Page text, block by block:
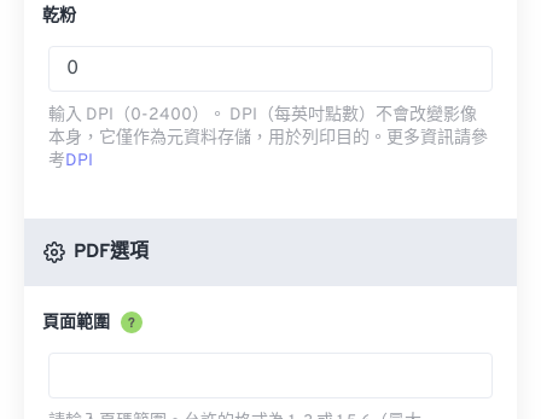
乾粉
輸入 DPI（0-2400）。 DPI（每英吋點數）不會改變影像
本身，它僅作為元資料存儲，用於列印目的。更多資訊請參
考DPI
PDF選項
頁面範圍 ?